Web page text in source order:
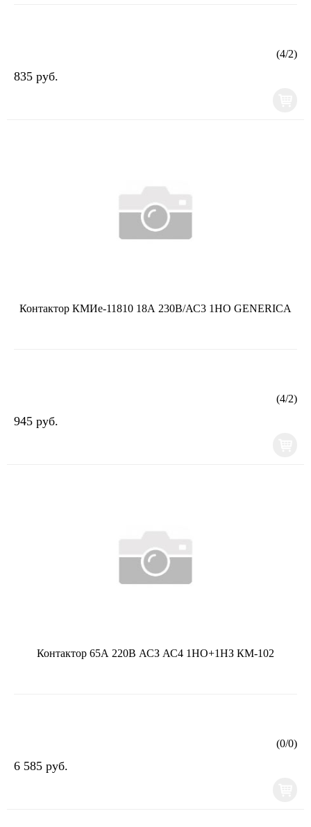
(4/2)
835 руб.
Контактор КМИе-11810 18А 230В/АС3 1НО GENERICA
(4/2)
945 руб.
Контактор 65А 220В АСЗ АС4 1НО+1НЗ КМ-102
(0/0)
6 585 руб.